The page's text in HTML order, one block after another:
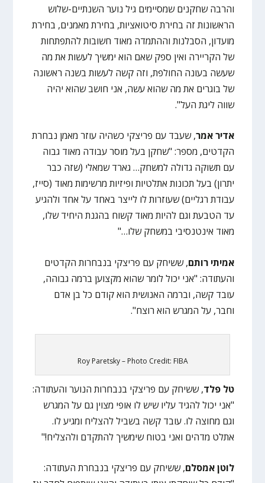
והרבה שחקנים שמסיימים גיל נוער השנתיים-שלוש
הראשונות זה בחירת סיטואציות, בחירת מאמנים, בחירת
מועדון, הסבלנות וההתמדה מאוד חשובות להתפתחות
של הקריירה ואין ספק שאם הוא ימשיך לעשות את מה
שעשה בעונה החולפת, וזה קשה לעשות בשנה ראשונה
של בוגרים את מה שהוא עשה, אני חושב שהוא יהיה
שווה ליגת העל".
אדיר אמר, שעבד עם פריצקי כשהיה עוזר מאמן נבחרת
הקדטים, מספר: "שחקן בעל מוסר עבודה מאוד גבוה
עם תשוקה גדולה למשחק… גארד שמאלי (שזה כבר
יתרון) בעל תכונות אתלטיות ופיזיות מרשימות מאוד (סייז,
עבודת רגליים) שעוזרות לו לייצר באחד על אחד ולהגיע
עד הטבעת וגם להיות מאוד קשוח בהגנת היחיד שלו,
מאוד אינטנסיבי במשחק שלו…"
אמיתי רותם, ששיחק עם פריצקי בנבחרות הקדטים
והעתודה: "אני יכול לומר שהוא מקצוען ברמה גבוהה,
עובד קשה, וברמה האנושית הוא קודם כל בן אדם
וחבר, על המגרש הוא רוצח".
Roy Paretsky – Photo Credit: FIBA
טל פלד, ששיחק עם פריצקי בנבחרות הנוער והעתודה:
"אני יכול להגיד עליו שיש לו אופי מצוין גם על המגרש
וגם מחוצה לו. עובד קשה בשביל להצליח ומגיע לו.
אתלט מדהים ואני בטוח שימשיך להתקדם ולהצליח!"
לוטן אמסלם, ששיחק עם פריצקי בנבחרת העתודה: